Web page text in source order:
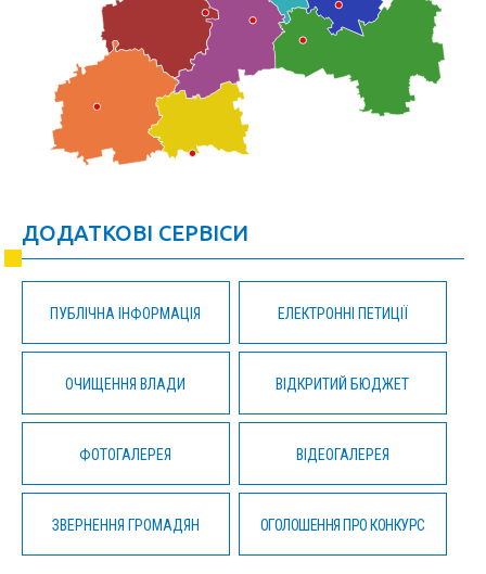
ДОДАТКОВІ СЕРВІСИ
ПУБЛІЧНА ІНФОРМАЦІЯ ЕЛЕКТРОННІ ПЕТИЦІЇ
ОЧИЩЕННЯ ВЛАДИ ВІДКРИТИЙ БЮДЖЕТ
ФОТОГАЛЕРЕЯ ВІДЕОГАЛЕРЕЯ
ЗВЕРНЕННЯ ГРОМАДЯН ОГОЛОШЕННЯ ПРО КОНКУРС